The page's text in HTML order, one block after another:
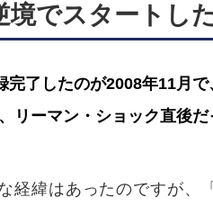
境でスタートし
了したのが2008年11月
リーマン・ショック直後
経緯はあったのですが、